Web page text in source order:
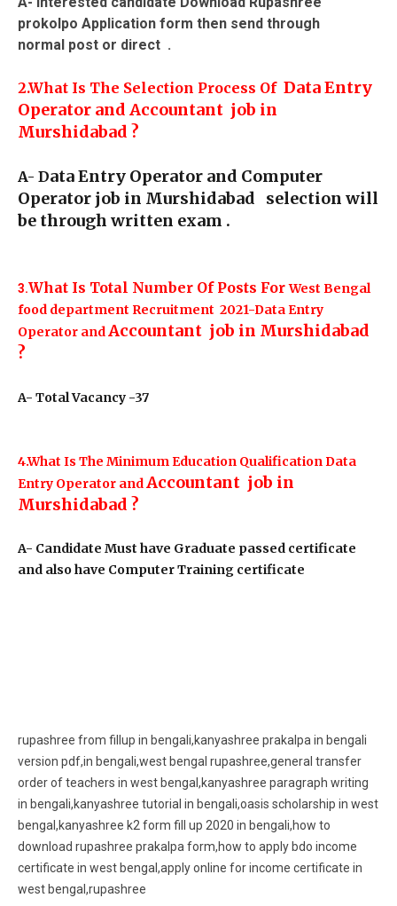
prokolpo Application form then send through
normal post or direct .
2.What Is The Selection Process Of Data Entry
Operator and Accountant job in
Murshidabad ?
A- Data Entry Operator and Computer
Operator job in Murshidabad selection will
be through written exam .
3.What Is Total Number Of Posts ForWest Bengal
food department Recruitment 2021-Data Entry
Operator andAccountant job in Murshidabad
?
A- Total Vacancy -37
4.What Is The Minimum Education Qualification Data
Entry Operator andAccountant job in
Murshidabad ?
A- Candidate Must have Graduate passed certificate
and also have Computer Training certificate
rupashree from fillup in bengali,kanyashree prakalpa in bengali
version pdf,in bengali,west bengal rupashree,general transfer
order of teachers in west bengal,kanyashree paragraph writing
in bengali,kanyashree tutorial in bengali,oasis scholarship in west
bengal,kanyashree k2 form fill up 2020 in bengali,how to
download rupashree prakalpa form,how to apply bdo income
certificate in west bengal,apply online for income certificate in
west bengal,rupashree